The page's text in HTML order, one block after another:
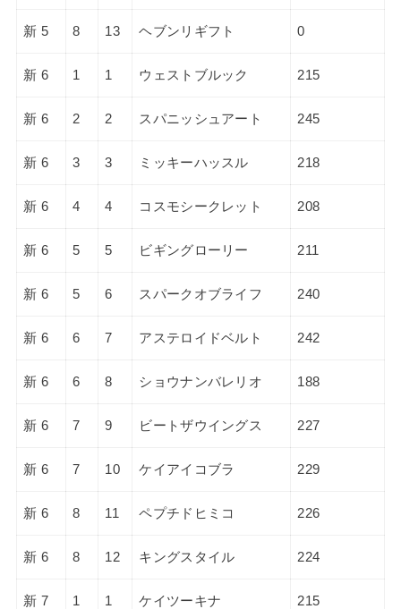
新 5 8 13 ヘブンリギフト 0
新 6 1 1 ウェストブルック 215
新 6 2 2 スパニッシュアート 245
新 6 3 3 ミッキーハッスル 218
新 6 4 4 コスモシークレット 208
新 6 5 5 ビギングローリー 211
新 6 5 6 スパークオブライフ 240
新 6 6 7 アステロイドベルト 242
新 6 6 8 ショウナンバレリオ 188
新 6 7 9 ビートザウイングス 227
新 6 7 10 ケイアイコブラ 229
新 6 8 11 ペプチドヒミコ 226
新 6 8 12 キングスタイル 224
新 7 1 1 ケイツーキナ 215